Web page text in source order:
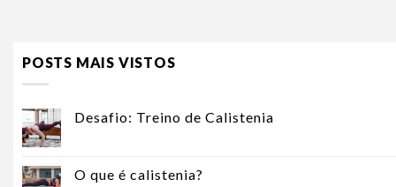
POSTS MAIS VISTOS
Desafio: Treino de Calistenia
O que é calistenia?